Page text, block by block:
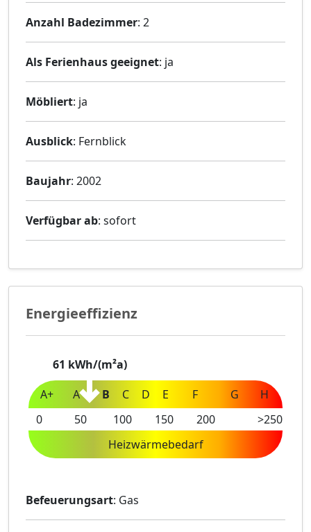
Anzahl Badezimmer: 2
Als Ferienhaus geeignet: ja
Möbliert: ja
Ausblick: Fernblick
Baujahr: 2002
Verfügbar ab: sofort
Energieeffizienz
A+ A B C D E F G H
61 kWh/(m²a)
0 50 100 150 200
>250
Heizwärmebedarf
Befeuerungsart: Gas